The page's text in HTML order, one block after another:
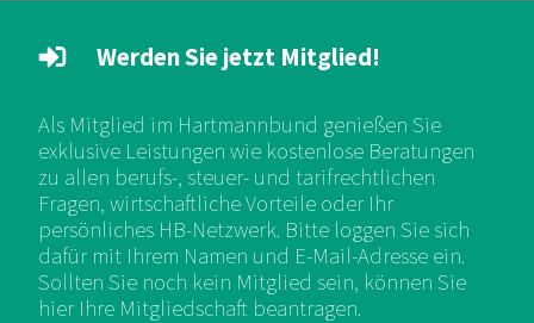
Werden Sie jetzt Mitglied!
Als Mitglied im Hartmannbund genießen Sie
exklusive Leistungen wie kostenlose Beratungen
zu allen berufs-, steuer- und tarifrechtlichen
Fragen, wirtschaftliche Vorteile oder Ihr
persönliches HB-Netzwerk. Bitte loggen Sie sich
dafür mit Ihrem Namen und E-Mail-Adresse ein.
Sollten Sie noch kein Mitglied sein, können Sie
hier Ihre Mitgliedschaft beantragen.